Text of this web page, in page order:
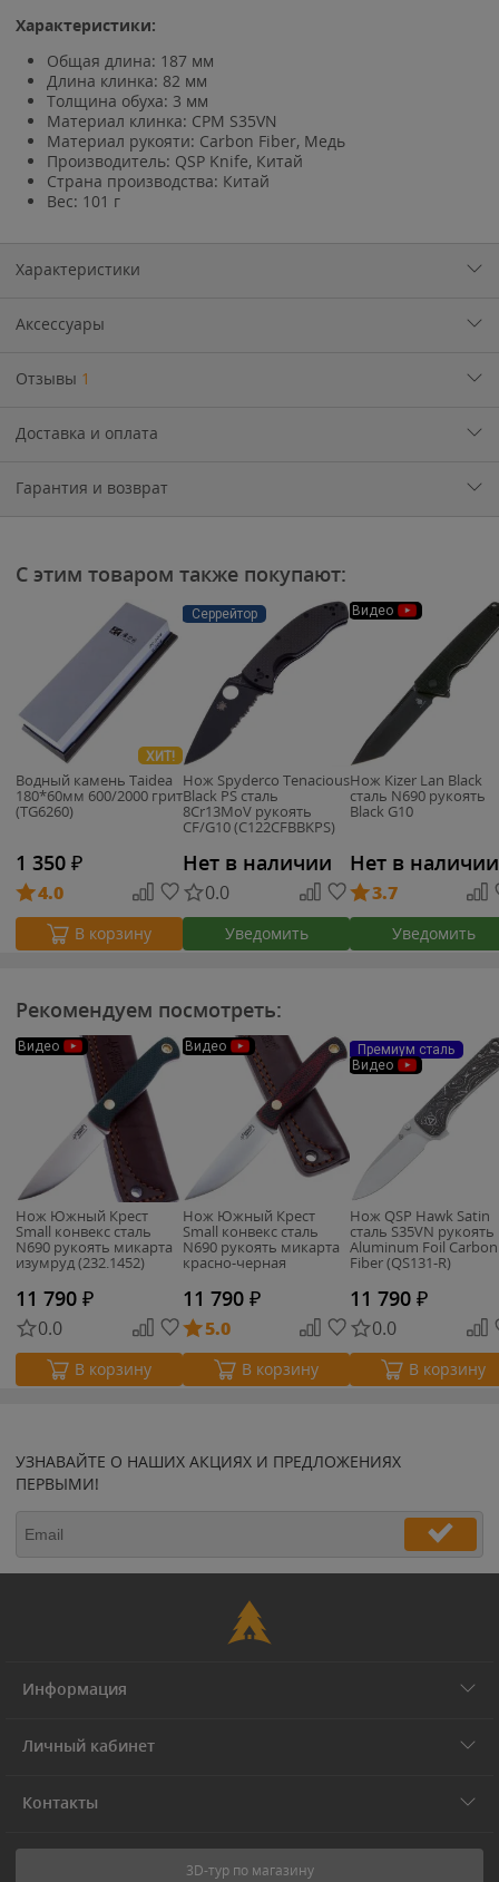
Характеристики:
Общая длина: 187 мм
Длина клинка: 82 мм
Толщина обуха: 3 мм
Материал клинка: CPM S35VN
Материал рукояти: Carbon Fiber, Медь
Производитель: QSP Knife, Китай
Страна производства: Китай
Вес: 101 г
Характеристики
Аксессуары
Отзывы 1
Доставка и оплата
Гарантия и возврат
С этим товаром также покупают:
ХИТ!
Водный камень Taidea
180*60мм 600/2000 грит
(TG6260)
1 350 ₽
4.0
В корзину
Серрейтор
Нож Spyderco Tenacious
Black PS сталь
8Cr13MoV рукоять
CF/G10 (C122CFBBKPS)
Нет в наличии
0.0
Уведомить
Видео
Нож Kizer Lan Black
сталь N690 рукоять
Black G10
Нет в наличии
3.7
Уведомить
Рекомендуем посмотреть:
Видео
Нож Южный Крест
Small конвекс сталь
N690 рукоять микарта
изумруд (232.1452)
11 790 ₽
0.0
В корзину
Видео
Нож Южный Крест
Small конвекс сталь
N690 рукоять микарта
красно-черная
(232.1454)
11 790 ₽
5.0
В корзину
Премиум сталь
Видео
Нож QSP Hawk Satin
сталь S35VN рукоять
Aluminum Foil Carbon
Fiber (QS131-R)
11 790 ₽
0.0
В корзину
УЗНАВАЙТЕ О НАШИХ АКЦИЯХ И ПРЕДЛОЖЕНИЯХ
ПЕРВЫМИ!
Информация
Личный кабинет
Контакты
3D-тур по магазину